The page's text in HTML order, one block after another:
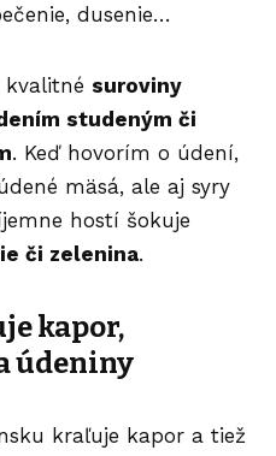
dusenie…
kvalitné suroviny
studeným či
. Keď hovorím o údení,
mäsá, ale aj syry
hostí šokuje
či zelenina.
kapor,
údeniny
kraľuje kapor a tiež